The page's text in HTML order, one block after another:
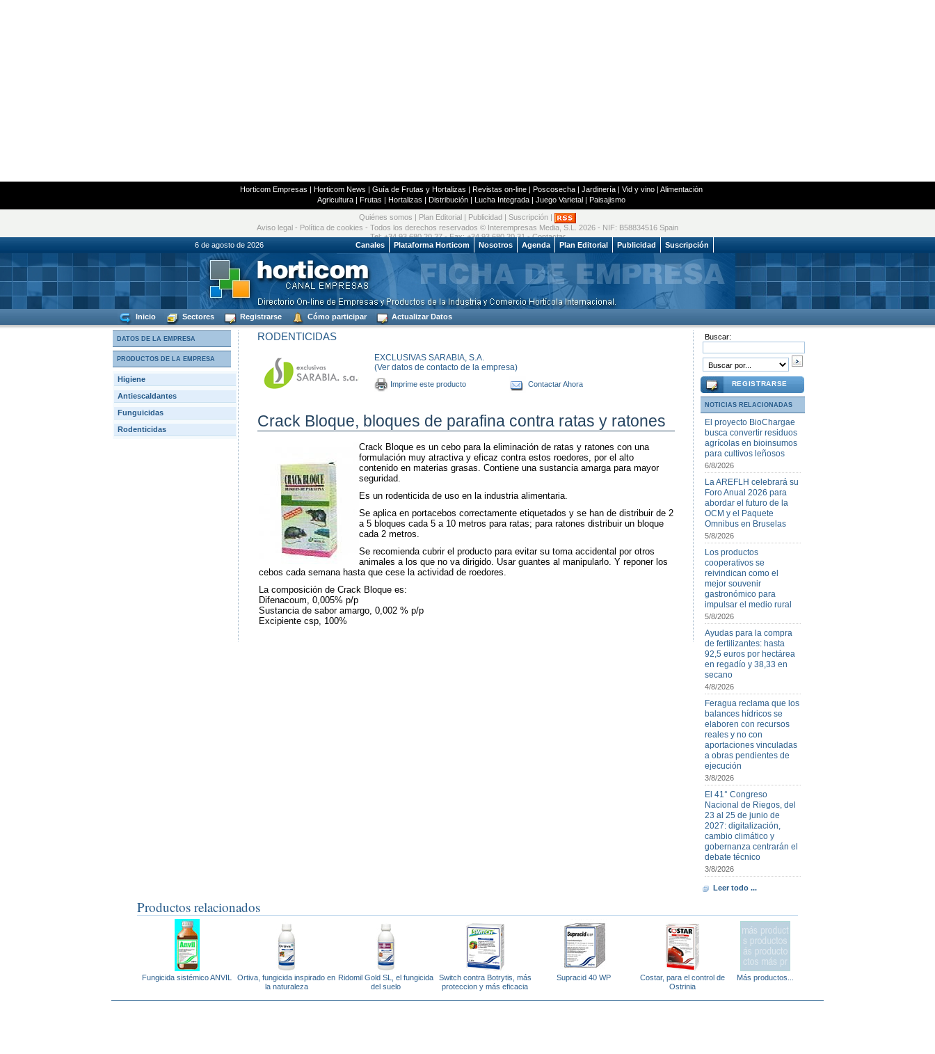
Horticom Empresas | Horticom News | Guía de Frutas y Hortalizas | Revistas on-line| Poscosecha| Jardinería| Vid y vino| Alimentación
Agricultura| Frutas | Hortalizas | Distribución| Lucha Integrada| Juego Varietal| Paisajismo
Quiénes somos Plan Editorial Publicidad Suscripción
Aviso legal - Política de cookies - Todos los derechos reservados © Interempresas Media, S.L. 2026 - NIF: B58834516 Spain
Tel: +34 93 680 20 27 - Fax: +34 93 680 20 31 -Contactar
6 de agosto de 2026
Canales Plataforma Horticom Nosotros Agenda Plan Editorial Publicidad Suscripción
Inicio Sectores Registrarse Cómo participar Actualizar Datos
DATOS DE LA EMPRESA
PRODUCTOS DE LA EMPRESA
Higiene
Antiescaldantes
Funguicidas
Rodenticidas
RODENTICIDAS
EXCLUSIVAS SARABIA, S.A.
(Ver datos de contacto de la empresa)
Imprime este producto Contactar Ahora
Crack Bloque, bloques de parafina contra ratas y ratones
Crack Bloque es un cebo para la eliminación de ratas y ratones con una
formulación muy atractiva y eficaz contra estos roedores, por el alto
contenido en materias grasas. Contiene una sustancia amarga para mayor
seguridad.
Es un rodenticida de uso en la industria alimentaria.
Se aplica en portacebos correctamente etiquetados y se han de distribuir de 2
a 5 bloques cada 5 a 10 metros para ratas; para ratones distribuir un bloque
cada 2 metros.
Se recomienda cubrir el producto para evitar su toma accidental por otros
animales a los que no va dirigido. Usar guantes al manipularlo. Y reponer los
cebos cada semana hasta que cese la actividad de roedores.
La composición de Crack Bloque es:
Difenacoum, 0,005% p/p
Sustancia de sabor amargo, 0,002 % p/p
Excipiente csp, 100%
Buscar:
REGISTRARSE
NOTICIAS RELACIONADAS
El proyecto BioChargae
busca convertir residuos
agrícolas en bioinsumos
para cultivos leñosos
6/8/2026
La AREFLH celebrará su
Foro Anual 2026 para
abordar el futuro de la
OCM y el Paquete
Omnibus en Bruselas
5/8/2026
Los productos
cooperativos se
reivindican como el
mejor souvenir
gastronómico para
impulsar el medio rural
5/8/2026
Ayudas para la compra
de fertilizantes: hasta
92,5 euros por hectárea
en regadío y 38,33 en
secano
4/8/2026
Feragua reclama que los
balances hídricos se
elaboren con recursos
reales y no con
aportaciones vinculadas
a obras pendientes de
ejecución
3/8/2026
El 41° Congreso
Nacional de Riegos, del
23 al 25 de junio de
2027: digitalización,
cambio climático y
gobernanza centrarán el
debate técnico
3/8/2026
Leer todo ...
Productos relacionados
Fungicida sistémico ANVIL
Ortiva, fungicida inspirado en
la naturaleza
Ridomil Gold SL, el fungicida
del suelo
Switch contra Botrytis, más
proteccion y más eficacia
Supracid 40 WP
Costar, para el control de
Ostrinia
Más productos...